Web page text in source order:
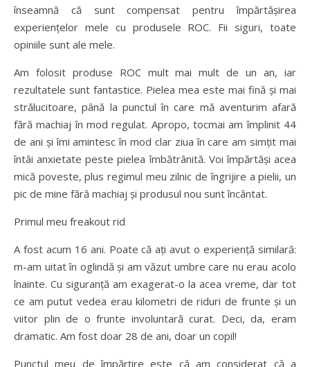
înseamnă că sunt compensat pentru împărtășirea
experiențelor mele cu produsele ROC. Fii siguri, toate
opiniile sunt ale mele.
Am folosit produse ROC mult mai mult de un an, iar
rezultatele sunt fantastice. Pielea mea este mai fină și mai
strălucitoare, până la punctul în care mă aventurim afară
fără machiaj în mod regulat. Apropo, tocmai am împlinit 44
de ani și îmi amintesc în mod clar ziua în care am simțit mai
întâi anxietate peste pielea îmbătrânită. Voi împărtăși acea
mică poveste, plus regimul meu zilnic de îngrijire a pielii, un
pic de mine fără machiaj și produsul nou sunt încântat.
Primul meu freakout rid
A fost acum 16 ani. Poate că ați avut o experiență similară:
m-am uitat în oglindă și am văzut umbre care nu erau acolo
înainte. Cu siguranță am exagerat-o la acea vreme, dar tot
ce am putut vedea erau kilometri de riduri de frunte și un
viitor plin de o frunte involuntară curat. Deci, da, eram
dramatic. Am fost doar 28 de ani, doar un copil!
Punctul meu de împărțire este că am considerat că a